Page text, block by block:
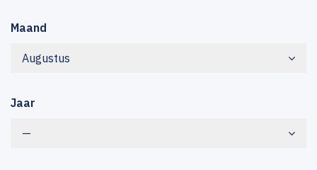
Maand
Augustus
Jaar
—